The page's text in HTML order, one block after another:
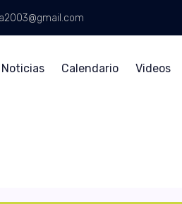
Noticias Calendario Videos